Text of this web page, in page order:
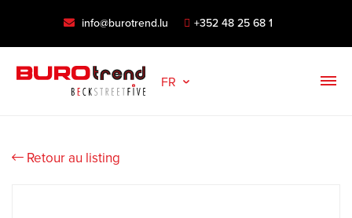
info@burotrend.lu +352 48 25 68 1
FR
Retour au listing